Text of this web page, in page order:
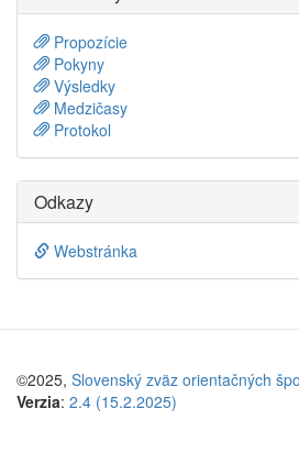
Propozície
Pokyny
Výsledky
Medzičasy
Protokol
Odkazy
Webstránka
©2025, Slovenský zväz orientačných
Verzia: 2.4 (15.2.2025)